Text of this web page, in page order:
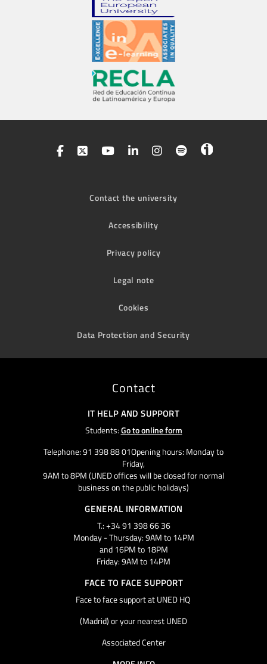
Contact the university
Accessibility
Privacy policy
Legal note
Cookies
Data Protection and Security
Contact
IT HELP AND SUPPORT
Students:Go to online form
Telephone: 91 398 88 01Opening hours: Monday to
Friday,
9AM to 8PM (UNED offices will be closed for normal
business on the public holidays)
GENERAL INFORMATION
T.: +34 91 398 66 36
Monday - Thursday: 9AM to 14PM
and 16PM to 18PM
Friday: 9AM to 14PM
FACE TO FACE SUPPORT
Face to face support at UNED HQ
(Madrid) or your nearest UNED
Associated Center